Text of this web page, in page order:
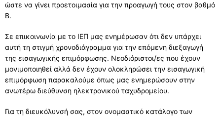
ώστε να γίνει προετοιμασία για την προαγωγή τους στον βαθμό
Β.
Σε επικοινωνία με το ΙΕΠ μας ενημέρωσαν ότι δεν υπάρχει
αυτή τη στιγμή χρονοδιάγραμμα για την επόμενη διεξαγωγή
της εισαγωγικής επιμόρφωσης. Νεοδιόριστοι/ες που έχουν
μονιμοποιηθεί αλλά δεν έχουν ολοκληρώσει την εισαγωγική
επιμόρφωση παρακαλούμε όπως μας ενημερώσουν στην
ανωτέρω διεύθυνση ηλεκτρονικού ταχυδρομείου.
Για τη διευκόλυνσή σας, στον ονομαστικό κατάλογο των